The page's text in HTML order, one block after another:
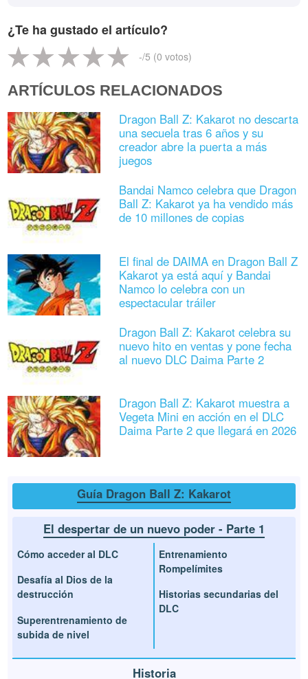
¿Te ha gustado el artículo?
-/5 (0 votos)
ARTÍCULOS RELACIONADOS
Dragon Ball Z: Kakarot no descarta
una secuela tras 6 años y su
creador abre la puerta a más
juegos
Bandai Namco celebra que Dragon
Ball Z: Kakarot ya ha vendido más
de 10 millones de copias
El final de DAIMA en Dragon Ball Z
Kakarot ya está aquí y Bandai
Namco lo celebra con un
espectacular tráiler
Dragon Ball Z: Kakarot celebra su
nuevo hito en ventas y pone fecha
al nuevo DLC Daima Parte 2
Dragon Ball Z: Kakarot muestra a
Vegeta Mini en acción en el DLC
Daima Parte 2 que llegará en 2026
Guía Dragon Ball Z: Kakarot
El despertar de un nuevo poder - Parte 1
Cómo acceder al DLC
Desafía al Dios de la
destrucción
Superentrenamiento de
subida de nivel
Entrenamiento
Rompelímites
Historias secundarias del
DLC
Historia